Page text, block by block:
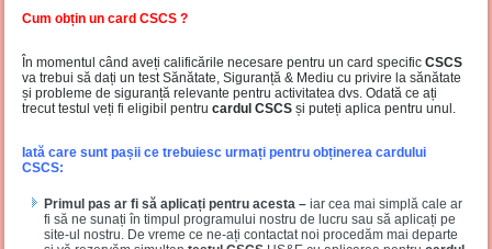
Cum obțin un card CSCS ?
În momentul când aveți calificările necesare pentru un card specificCSCS
va trebui să dați un test Sănătate, Siguranță & Mediu cu privire la sănătate
și probleme de siguranță relevante pentru activitatea dvs. Odată ce ați
trecut testul veți fi eligibil pentrucardul CSCS și puteți aplica pentru unul.
Iată care sunt pașii ce trebuiesc urmați pentru obținerea cardului
CSCS:
Primul pas ar fi să aplicați pentru acesta –iar cea mai simplă cale ar
fi să ne sunați în timpul programului nostru de lucru sau să aplicați pe
site-ul nostru. De vreme ce ne-ați contactat noi procedăm mai departe